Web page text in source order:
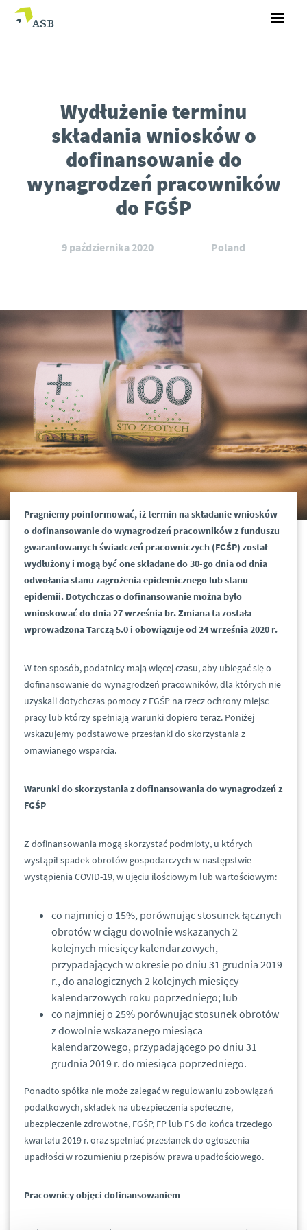
Wydłużenie terminu
składania wniosków o
dofinansowanie do
wynagrodzeń pracowników
do FGŚP
9 października 2020 Poland
Pragniemy poinformować, iż termin na składanie wniosków
o dofinansowanie do wynagrodzeń pracowników z funduszu
gwarantowanych świadczeń pracowniczych (FGŚP) został
wydłużony i mogą być one składane do 30-go dnia od dnia
odwołania stanu zagrożenia epidemicznego lub stanu
epidemii. Dotychczas o dofinansowanie można było
wnioskować do dnia 27 września br. Zmiana ta została
wprowadzona Tarczą 5.0 i obowiązuje od 24 września 2020 r.
W ten sposób, podatnicy mają więcej czasu, aby ubiegać się o
dofinansowanie do wynagrodzeń pracowników, dla których nie
uzyskali dotychczas pomocy z FGŚP na rzecz ochrony miejsc
pracy lub którzy spełniają warunki dopiero teraz. Poniżej
wskazujemy podstawowe przesłanki do skorzystania z
omawianego wsparcia.
Warunki do skorzystania z dofinansowania do wynagrodzeń z
FGŚP
Z dofinansowania mogą skorzystać podmioty, u których
wystąpił spadek obrotów gospodarczych w następstwie
wystąpienia COVID-19, w ujęciu ilościowym lub wartościowym:
co najmniej o 15%, porównując stosunek łącznych
obrotów w ciągu dowolnie wskazanych 2
kolejnych miesięcy kalendarzowych,
przypadających w okresie po dniu 31 grudnia 2019
r., do analogicznych 2 kolejnych miesięcy
kalendarzowych roku poprzedniego; lub
co najmniej o 25% porównując stosunek obrotów
z dowolnie wskazanego miesiąca
kalendarzowego, przypadającego po dniu 31
grudnia 2019 r. do miesiąca poprzedniego.
Ponadto spółka nie może zalegać w regulowaniu zobowiązań
podatkowych, składek na ubezpieczenia społeczne,
ubezpieczenie zdrowotne, FGŚP, FP lub FS do końca trzeciego
kwartału 2019 r. oraz spełniać przesłanek do ogłoszenia
upadłości w rozumieniu przepisów prawa upadłościowego.
Pracownicy objęci dofinansowaniem